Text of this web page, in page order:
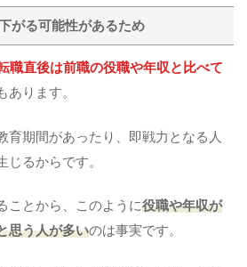
がる可能性があるため
職直後は前職の役職や年収と比べて
あります。
育期間があったり、即戦力となる人
じるからです。
ことから、このように役職や年収が
思う人が多いのは事実です。